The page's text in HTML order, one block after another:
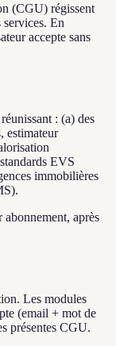
(CGU) régissent
En
accepte sans
: (a) des
estimateur
EVS
immobilières
abonnement, après
Les modules
(email + mot de
présentes CGU.